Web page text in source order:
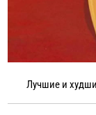
Лучшие и